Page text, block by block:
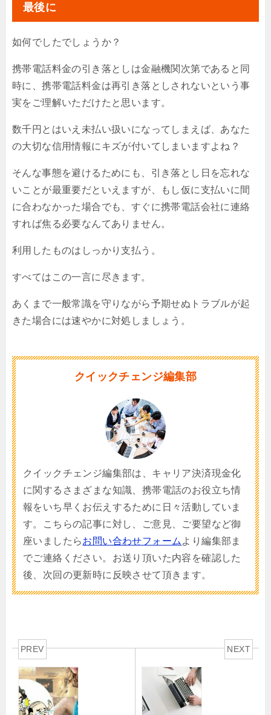
最後に
如何でしたでしょうか？
携帯電話料金の引き落としは金融機関次第であると同
時に、携帯電話料金は再引き落としされないという事
実をご理解いただけたと思います。
数千円とはいえ未払い扱いになってしまえば、あなた
の大切な信用情報にキズが付いてしまいますよね？
そんな事態を避けるためにも、引き落とし日を忘れな
いことが最重要だといえますが、もし仮に支払いに間
に合わなかった場合でも、すぐに携帯電話会社に連絡
すれば焦る必要なんてありません。
利用したものはしっかり支払う。
すべてはこの一言に尽きます。
あくまで一般常識を守りながら予期せぬトラブルが起
きた場合には速やかに対処しましょう。
クイックチェンジ編集部
クイックチェンジ編集部は、キャリア決済現金化
に関するさまざまな知識、携帯電話のお役立ち情
報をいち早くお伝えするために日々活動していま
す。こちらの記事に対し、ご意見、ご要望など御
座いましたらお問い合わせフォーム より編集部ま
でご連絡ください。お送り頂いた内容を確認した
後、次回の更新時に反映させて頂きます。
PREV NEXT